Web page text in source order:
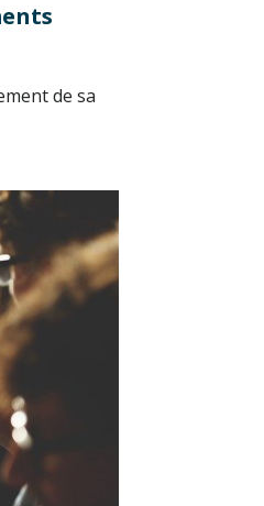
de sa